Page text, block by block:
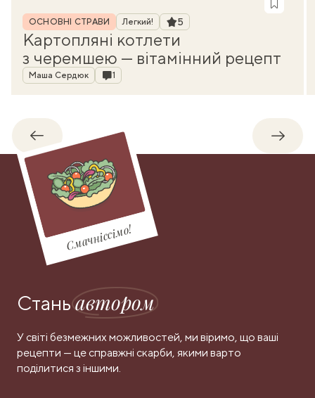
Рубрика
ОСНОВНІ СТРАВИ Легкий! Рейтинг
5
Картопляні котлети
з черемшею — вітамінний рецепт
Автор
Маша Сердюк Коментарі
1
Назад
Смачніссімо!
Станьавтором
У світі безмежних можливостей, ми віримо, що ваші
рецепти — це справжні скарби, якими варто
поділитися з іншими.